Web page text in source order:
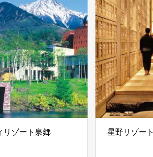
リゾート泉郷 星野リゾート